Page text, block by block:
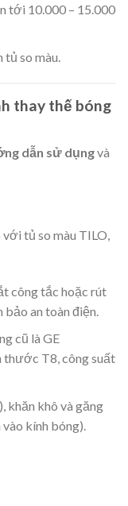
tới 10.000 – 15.000
so màu.
thay thế bóng
dẫn sử dụngvà
tủ so màu TILO,
công tắc hoặc rút
an toàn điện.
cũ là GE
thước T8, công suất
khăn khô và găng
kính bóng).